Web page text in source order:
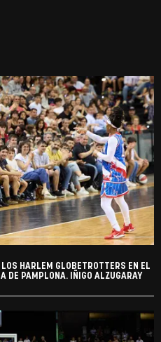
HARLEM GLOBETROTTERS EN EL
DE PAMPLONA. IÑIGO ALZUGARAY